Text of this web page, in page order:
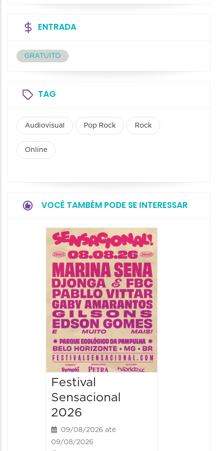
ENTRADA
GRATUITO
TAG
Audiovisual Pop Rock Rock
Online
VOCÊ TAMBÉM PODE SE INTERESSAR
Festival
Sensacional
2026
09/08/2026 até
09/08/2026